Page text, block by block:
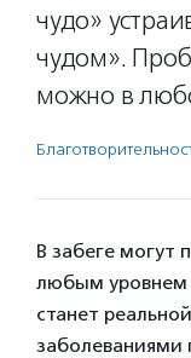
чудо»
чудом».
можно в
В забеге могут
любым уровнем
станет
заболеваниями